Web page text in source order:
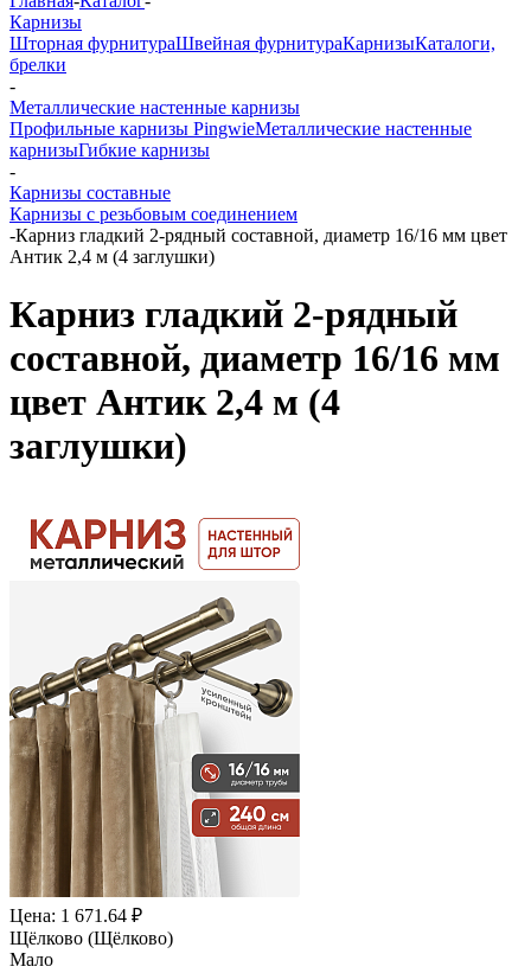
Карнизы
Шторная фурнитураШвейная фурнитураКарнизыКаталоги,
брелки
-
Металлические настенные карнизы
Профильные карнизы PingwieМеталлические настенные
карнизыГибкие карнизы
-
Карнизы составные
Карнизы с резьбовым соединением
-Карниз гладкий 2-рядный составной, диаметр 16/16 мм цвет
Антик 2,4 м (4 заглушки)
Карниз гладкий 2-рядный
составной, диаметр 16/16 мм
цвет Антик 2,4 м (4
заглушки)
Цена: 1 671.64 ₽
Щёлково (Щёлково)
Мало